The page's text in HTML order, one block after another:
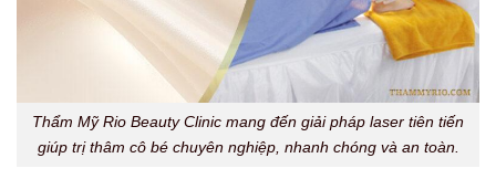
Thẩm Mỹ Rio Beauty Clinic mang đến giải pháp laser tiên tiến
giúp trị thâm cô bé chuyên nghiệp, nhanh chóng và an toàn.